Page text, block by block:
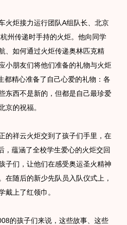
炬接力运行团队A组队长、北京
州传递时手持的火炬。他向同学
、如何通过火炬传递奥林匹克精
小朋友们将他们准备的礼物与火炬
都精心准备了自己心爱的礼物：各
东西不是新的，但都是自己最珍爱
京的祝福。
祥云火炬交到了孩子们手里，在
，蕴涵了全校学生爱心的火炬交回
子们，让他们在感受奥运圣火精神
在随后的新少先队员入队仪式上，
戴上了红领巾。
的孩子们来说，这些故事、这些